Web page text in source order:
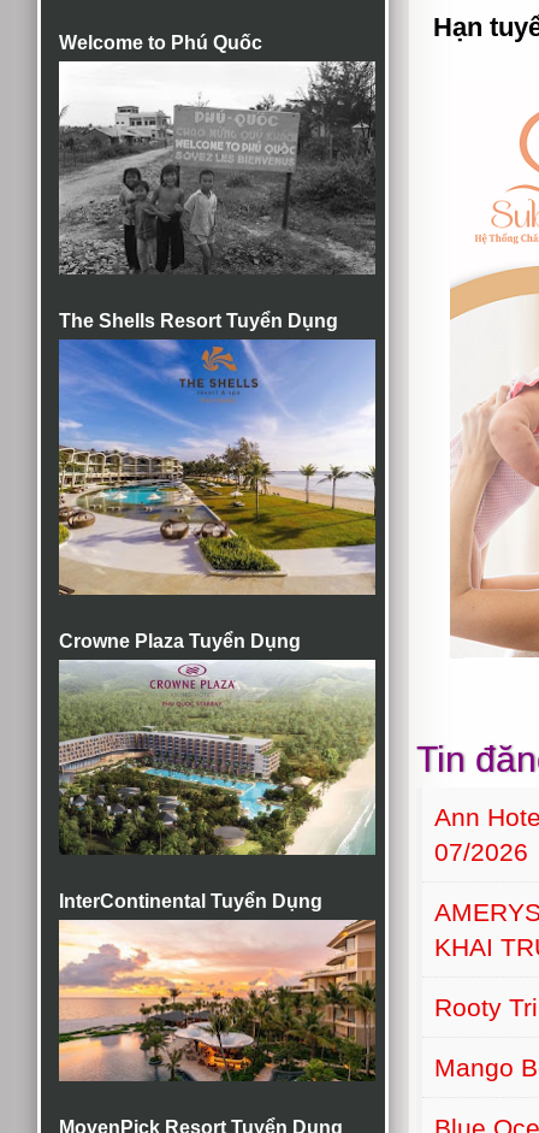
Welcome to Phú Quốc
The Shells Resort Tuyển Dụng
Crowne Plaza Tuyển Dụng
InterContinental Tuyển Dụng
MovenPick Resort Tuyển Dụng
Hạn
Tin
Ann
07/2026
KHAI
Rooty
Mango
Blue